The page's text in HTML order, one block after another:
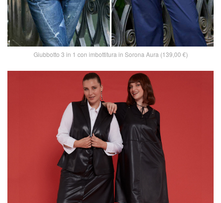
Giubbotto 3 in 1 con imbottitura in Sorona Aura (139,00 €)